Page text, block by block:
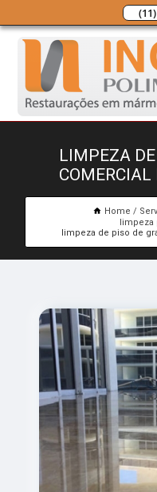
LIMPEZA
Home
limpeza de piso de